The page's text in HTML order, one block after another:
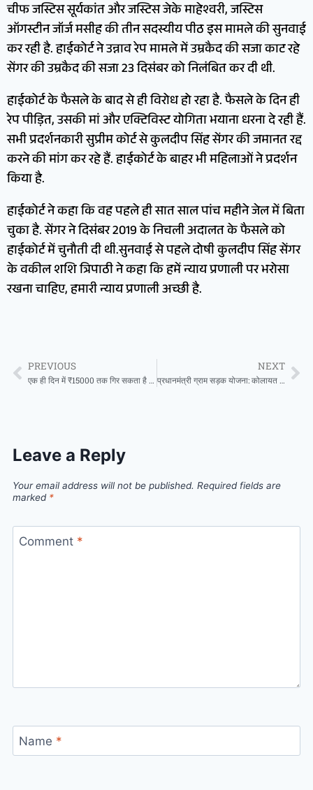
चीफ जस्टिस सूर्यकांत और जस्टिस जेके माहेश्वरी, जस्टिस
ऑगस्टीन जॉर्ज मसीह की तीन सदस्यीय पीठ इस मामले की सुनवाई
कर रही है. हाईकोर्ट ने उन्नाव रेप मामले में उम्रकैद की सजा काट रहे
सेंगर की उम्रकैद की सजा 23 दिसंबर को निलंबित कर दी थी.
हाईकोर्ट के फैसले के बाद से ही विरोध हो रहा है. फैसले के दिन ही
रेप पीड़ित, उसकी मां और एक्टिविस्ट योगिता भयाना धरना दे रही हैं.
सभी प्रदर्शनकारी सुप्रीम कोर्ट से कुलदीप सिंह सेंगर की जमानत रद्द
करने की मांग कर रहे हैं. हाईकोर्ट के बाहर भी महिलाओं ने प्रदर्शन
किया है.
हाईकोर्ट ने कहा कि वह पहले ही सात साल पांच महीने जेल में बिता
चुका है. सेंगर ने दिसंबर 2019 के निचली अदालत के फैसले को
हाईकोर्ट में चुनौती दी थी.सुनवाई से पहले दोषी कुलदीप सिंह सेंगर
के वकील शशि त्रिपाठी ने कहा कि हमें न्याय प्रणाली पर भरोसा
रखना चाहिए, हमारी न्याय प्रणाली अच्छी है.
PREVIOUS
एक ही दिन में ₹15000 तक गिर सकता है सोना, चांदी में भी 10-20% गिरावट के संकेत!
NEXT
प्रधानमंत्री ग्राम सड़क योजना: कोलायत में 36 करोड़ 71 लाख रूपये की लागत से 63.7 किमी. सड़कों का होगा निर्माण
Leave a Reply
Your email address will not be published. Required fields are
marked *
Comment *
Name *